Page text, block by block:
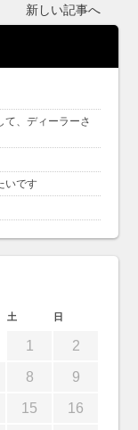
新しい記事へ
て、ディーラーさ
いです
土 日
1 2
8 9
15 16